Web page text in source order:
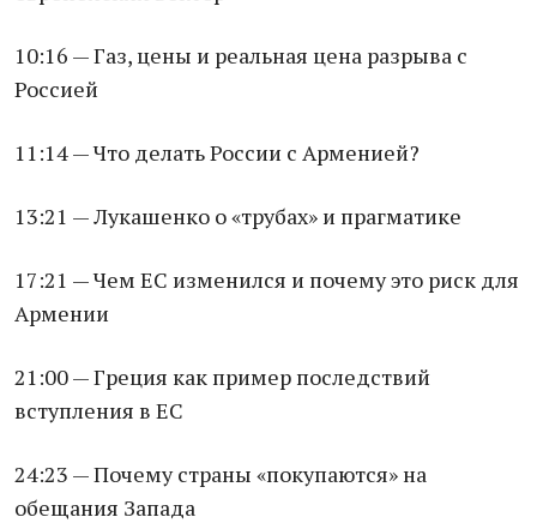
10:16 — Газ, цены и реальная цена разрыва с
Россией
11:14 — Что делать России с Арменией?
13:21 — Лукашенко о «трубах» и прагматике
17:21 — Чем ЕС изменился и почему это риск для
Армении
21:00 — Греция как пример последствий
вступления в ЕС
24:23 — Почему страны «покупаются» на
обещания Запада